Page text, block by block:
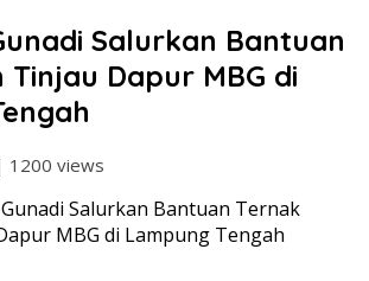
Salurkan Bantuan
Tinjau Dapur MBG di
1200 views